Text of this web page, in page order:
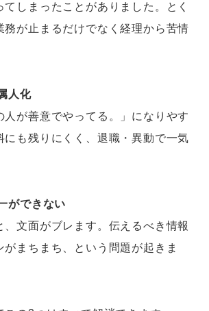
しまったことがありました。とく
務が止まるだけでなく経理から苦情
人化
人が善意でやってる。」になりやす
にも残りにくく、退職・異動で一気
ができない
、文面がブレます。伝えるべき情報
がまちまち、という問題が起きま